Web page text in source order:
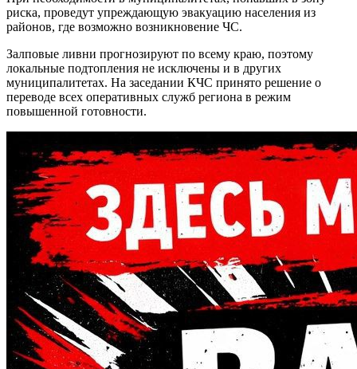
риска, проведут упреждающую эвакуацию населения из
районов, где возможно возникновение ЧС.
Залповые ливни прогнозируют по всему краю, поэтому
локальные подтопления не исключены и в других
муниципалитетах. На заседании КЧС принято решение о
переводе всех оперативных служб региона в режим
повышенной готовности.